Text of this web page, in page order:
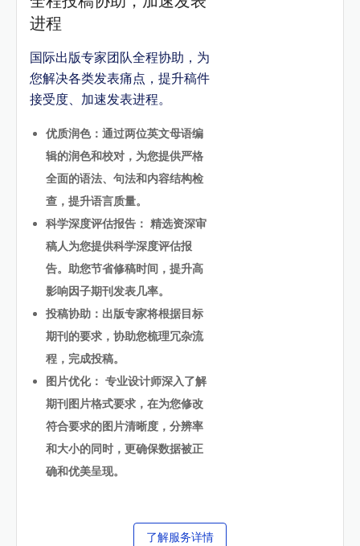
进程
国际出版专家团队全程协助，为
您解决各类发表痛点，提升稿件
接受度、加速发表进程。
优质润色：通过两位英文母语编
辑的润色和校对，为您提供严格
全面的语法、句法和内容结构检
查，提升语言质量。
科学深度评估报告： 精选资深审
稿人为您提供科学深度评估报
告。助您节省修稿时间，提升高
影响因子期刊发表几率。
投稿协助：出版专家将根据目标
期刊的要求，协助您梳理冗杂流
程，完成投稿。
图片优化： 专业设计师深入了解
期刊图片格式要求，在为您修改
符合要求的图片清晰度，分辨率
和大小的同时，更确保数据被正
确和优美呈现。
了解服务详情